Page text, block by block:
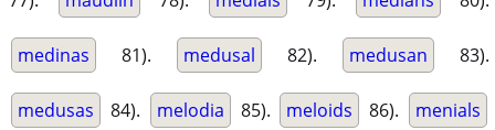
medinas 81). medusal 82). medusan 83).
medusas 84). melodia 85). meloids 86). menials